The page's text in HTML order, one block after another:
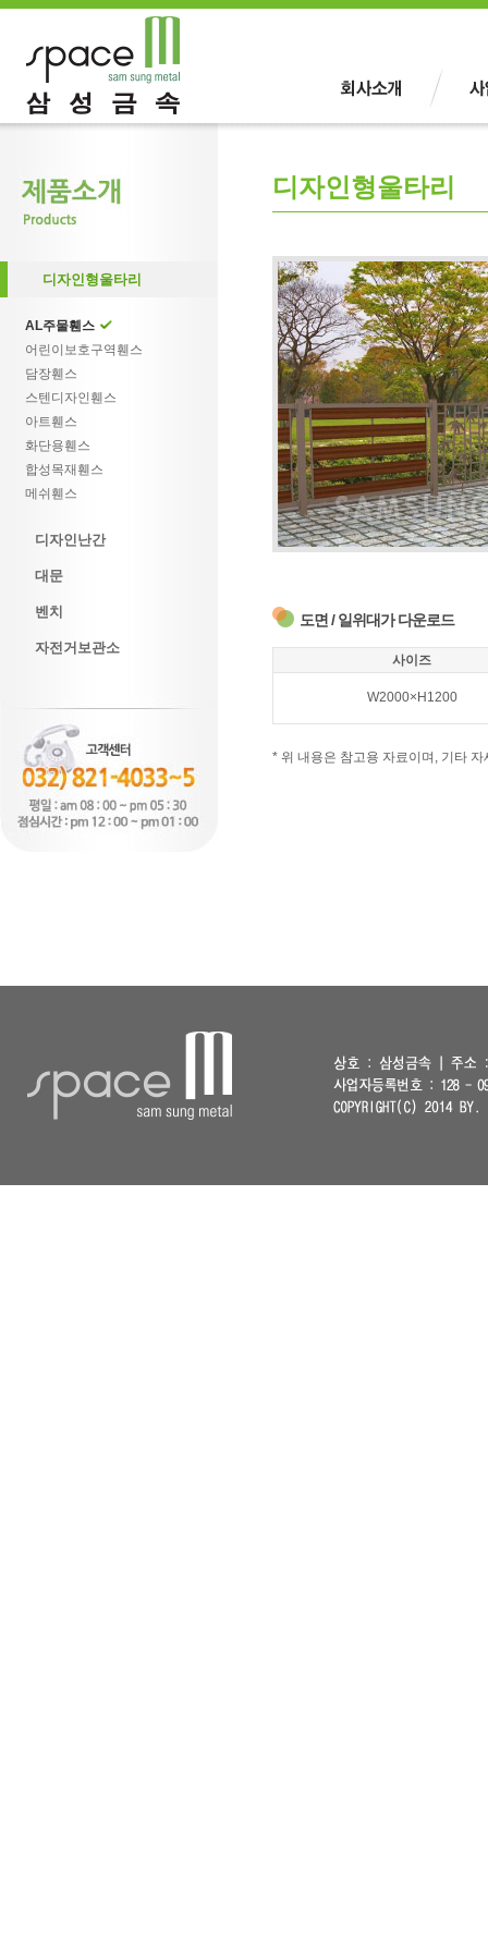
디자인형울타리
AL주물휀스
어린이보호구역휀스
담장휀스
스텐디자인휀스
아트휀스
화단용휀스
합성목재휀스
메쉬휀스
디자인난간
대문
벤치
자전거보관소
디자인형울타리
도면 / 일위대가 다운로드
사이즈
W2000×H1200
* 위 내용은 참고용 자료이며, 기타